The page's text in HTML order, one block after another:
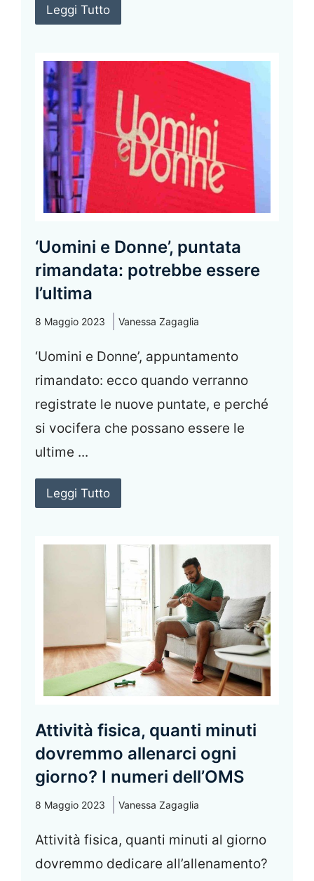
Leggi Tutto
‘Uomini e Donne’, puntata
rimandata: potrebbe essere
l’ultima
8 Maggio 2023 Vanessa Zagaglia
‘Uomini e Donne’, appuntamento
rimandato: ecco quando verranno
registrate le nuove puntate, e perché
si vocifera che possano essere le
ultime ...
Leggi Tutto
Attività fisica, quanti minuti
dovremmo allenarci ogni
giorno? I numeri dell’OMS
8 Maggio 2023 Vanessa Zagaglia
Attività fisica, quanti minuti al giorno
dovremmo dedicare all’allenamento?